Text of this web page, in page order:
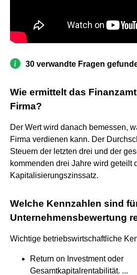
30 verwandte Fragen
Wie ermittelt das
Firma?
Der Wert wird danach bemessen,
Firma verdienen kann. Der
Steuern der letzten drei und der
kommenden drei Jahre wird geteilt
Kapitalisierungszinssatz.
Welche Kennzahlen sind
Unternehmensbewertung
Wichtige betriebswirtschaftliche
Return on Investment oder
Gesamtkapitalrentabilität. ...